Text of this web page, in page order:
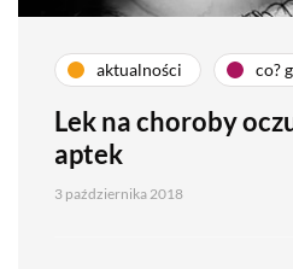
aktualności co?
Lek na choroby
aptek
3 października 2018